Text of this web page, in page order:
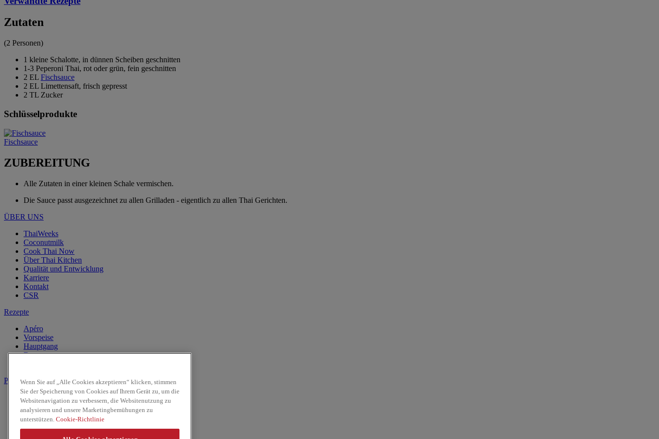
Zutaten
(2 Personen)
1 kleine Schalotte, in dünnen Scheiben geschnitten
1-3 Peperoni Thai, rot oder grün, fein geschnitten
2 EL Fischsauce
2 EL Limettensaft, frisch gepresst
2 TL Zucker
Schlüsselprodukte
Fischsauce
ZUBEREITUNG
Alle Zutaten in einer kleinen Schale vermischen.
Die Sauce passt ausgezeichnet zu allen Grilladen - eigentlich zu allen Thai Gerichten.
ÜBER UNS
ThaiWeeks
Coconutmilk
Cook Thai Now
Über Thai Kitchen
Qualität und Entwicklung
Karriere
Kontakt
CSR
Rezepte
Apéro
Vorspeise
Hauptgang
Dessert
Produkte
Kokosnussmilch
Pasten
Reis & Nudeln
Kochsaucen
Wenn Sie auf „Alle Cookies akzeptieren“ klicken, stimmen
Sie der Speicherung von Cookies auf Ihrem Gerät zu, um die
Websitenavigation zu verbessern, die Websitenutzung zu
analysieren und unsere Marketingbemühungen zu
unterstützen. Cookie-Richtlinie